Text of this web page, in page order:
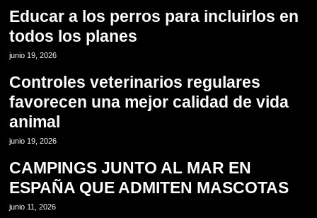
Educar a los perros para incluirlos en
todos los planes
junio 19, 2026
Controles veterinarios regulares
favorecen una mejor calidad de vida
animal
junio 19, 2026
CAMPINGS JUNTO AL MAR EN
ESPAÑA QUE ADMITEN MASCOTAS
junio 11, 2026